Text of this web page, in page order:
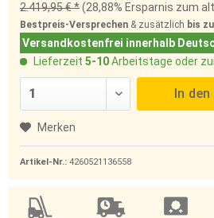
2.419,95 € *(28,88% Ersparnis zum
Bestpreis-Versprechen & zusätzlich bis
Versandkostenfrei innerhalb
Lieferzeit 5-10Arbeitstage oder
In den
Merken
Artikel-Nr.: 4260521136558